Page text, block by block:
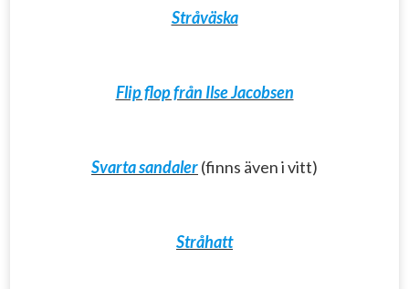
Stråväska
Flip flop från Ilse Jacobsen
Svarta sandaler(finns även i vitt)
Stråhatt